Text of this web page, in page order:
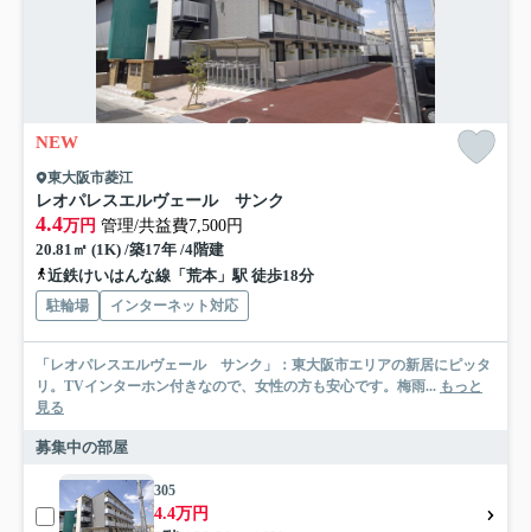
NEW
東大阪市菱江
レオパレスエルヴェール サンク
4.4万円 管理/共益費7,500円
20.81㎡ (1K) /築17年 /4階建
近鉄けいはんな線「荒本」駅 徒歩18分
駐輪場 インターネット対応
「レオパレスエルヴェール サンク」：東大阪市エリアの新居にピッタ
リ。TVインターホン付きなので、女性の方も安心です。梅雨... もっと
見る
募集中の部屋
305
4.4万円